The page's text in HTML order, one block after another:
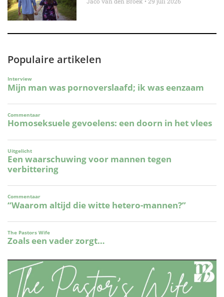
Populaire artikelen